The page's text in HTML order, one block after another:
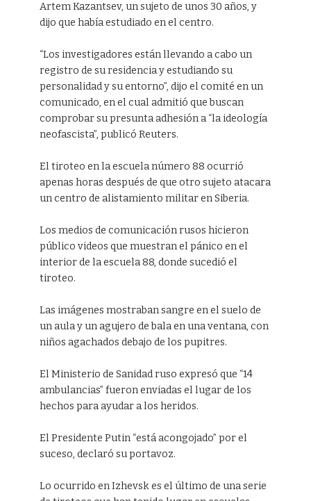
Artem Kazantsev, un sujeto de unos 30 años, y
dijo que había estudiado en el centro.
“Los investigadores están llevando a cabo un
registro de su residencia y estudiando su
personalidad y su entorno”, dijo el comité en un
comunicado, en el cual admitió que buscan
comprobar su presunta adhesión a “la ideología
neofascista”, publicó Reuters.
El tiroteo en la escuela número 88 ocurrió
apenas horas después de que otro sujeto atacara
un centro de alistamiento militar en Siberia.
Los medios de comunicación rusos hicieron
público videos que muestran el pánico en el
interior de la escuela 88, donde sucedió el
tiroteo.
Las imágenes mostraban sangre en el suelo de
un aula y un agujero de bala en una ventana, con
niños agachados debajo de los pupitres.
El Ministerio de Sanidad ruso expresó que “14
ambulancias” fueron enviadas el lugar de los
hechos para ayudar a los heridos.
El Presidente Putin “está acongojado” por el
suceso, declaró su portavoz.
Lo ocurrido en Izhevsk es el último de una serie